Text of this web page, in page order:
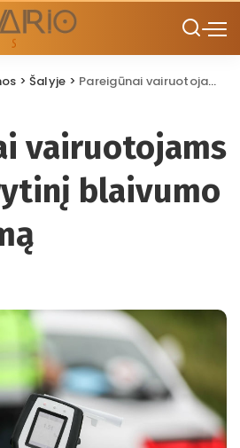
>Šalyje > Pareigūnai vairuotojams surengė rytinį blaivumo patikrinimą
vairuotojams
blaivumo